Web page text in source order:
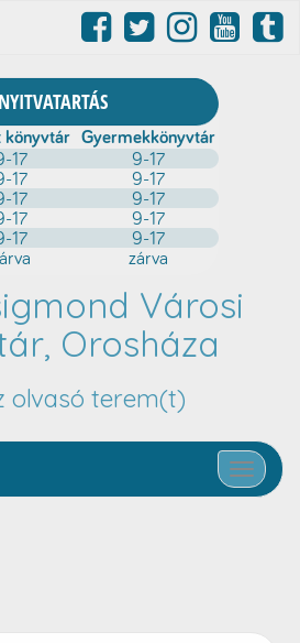
Városi
Orosháza
olvasó terem(t)
Toggle